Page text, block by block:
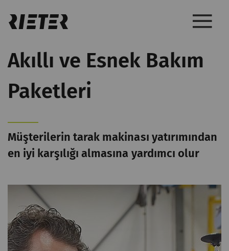
Akıllı ve Esnek Bakım
Paketleri
Müşterilerin tarak makinası yatırımından
en iyi karşılığı almasına yardımcı olur